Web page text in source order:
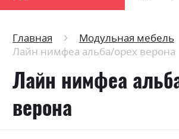
Главная
Модульная мебель
Лайн нимфеа альба/орех верона
Лайн нимфеа
верона